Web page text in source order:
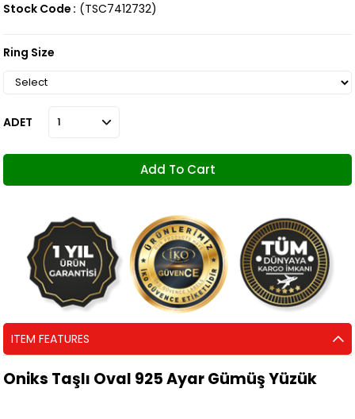
Stock Code (TSC7412732)
Ring Size
ADET
ITEM FEATURES
Oniks Taşlı Oval 925 Ayar Gümüş Yüzük